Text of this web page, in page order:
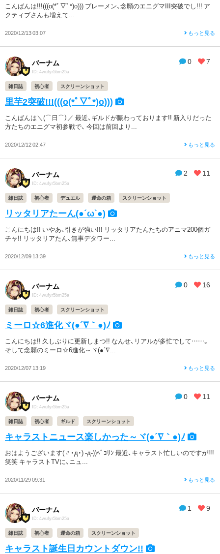
こんばんは!!!(((o(*ﾟ▽ﾟ*)o))) ブレーメン、念願のエニグマIII突破でし!!! ア
クティブさんも増えて...
2020/12/13 03:07 もっと見る
0 7
バーナム
ID: 4wufyr5bm25a
雑日誌 初心者 スクリーンショット
里芋2突破!!!(((o(*ﾟ▽ﾟ*)o)))
こんばんは＼(⌒日⌒）／ 最近、ギルドが賑わっております!! 新入りだった
方たちのエニグマ初参戦で、 今回は前回より...
2020/12/12 02:47 もっと見る
2 11
バーナム
ID: 4wufyr5bm25a
雑日誌 初心者 デュエル 運命の箱 スクリーンショット
リッタリアたーん(●´ω`●)
こんにちは!! いやあ、引きが強い!!! リッタリアたんたちのアニマ200個ガ
チャ!! リッタリアたん、無事デタワー...
2020/12/09 13:39 もっと見る
0 16
バーナム
ID: 4wufyr5bm25a
雑日誌 初心者 スクリーンショット
ミーロ☆6進化ヾ(●´∇｀●)ﾉ
こんにちは!! 久しぶりに更新しまつ!! なんせ、リアルが多忙でして……。
そして念願のミーロ☆6進化～ヾ(●´∇...
2020/12/07 13:19 もっと見る
0 11
バーナム
ID: 4wufyr5bm25a
雑日誌 初心者 ギルド スクリーンショット
キャラストニュース楽しかった～ヾ(●´∇｀●)ﾉ
おはようございます(〃・д・) -д-))ﾍﾟｺﾘﾝ 最近、キャラスト忙しいのですが!!!
笑笑 キャラストTVに、ニュ...
2020/11/29 09:31 もっと見る
1 9
バーナム
ID: 4wufyr5bm25a
雑日誌 初心者 運命の箱 スクリーンショット
キャラスト誕生日カウントダウン!!